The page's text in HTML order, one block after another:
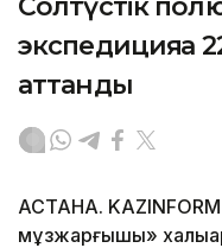
экспедицияға
аттанды
АСТАНА.
мұзжарғышы»